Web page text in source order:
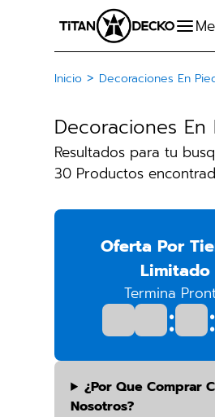
Inicio > Decoraciones En
Decoraciones En
Resultados para tu
30 Productos
Oferta Por
Limitado
Termina
: :
¿por Que Comprar
Nosotros?